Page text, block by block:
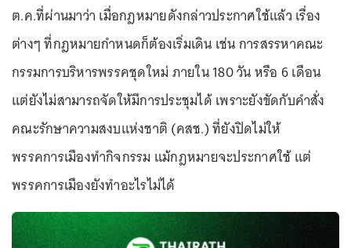
ต.ค.ที่ผ่านมาว่า เมื่อกฎหมายดังกล่าวประกาศใช้แล้ว เรื่อง
ต่างๆ ที่กฎหมายกำหนดก็ต้องเริ่มเดิน เช่น การสรรหาคณะ
กรรมการบริหารพรรคชุดใหม่ ภายใน 180 วัน หรือ 6 เดือน
แต่ยังไม่สามารถจัดให้มีการประชุมได้ เพราะยังขัดกับคำสั่ง
คณะรักษาความสงบแห่งชาติ (คสช.) ที่ยังปิดไม่ให้
พรรคการเมืองทำกิจกรรม แม้กฎหมายจะประกาศใช้ แต่
พรรคการเมืองยังทำอะไรไม่ได้